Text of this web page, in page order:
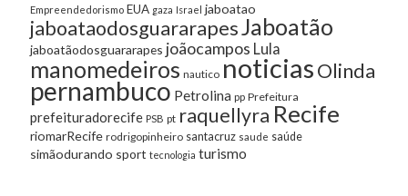
Empreendedorismo EUA gaza Israel jaboatao
jaboataodosguararapesJaboatão
jaboatãodosguararapes joãocampos Lula
manomedeiros nautico noticiasOlinda
pernambuco Petrolina pp Prefeitura
prefeituradorecife PSB pt raquellyra Recife
riomarRecife rodrigopinheiro santacruz saude saúde
simãodurando sport tecnologia turismo